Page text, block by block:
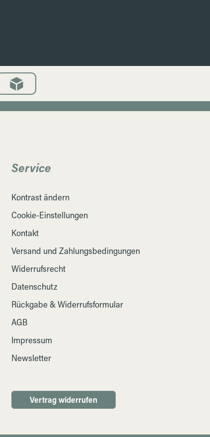
Service
Kontrast ändern
Cookie-Einstellungen
Kontakt
Versand und Zahlungsbedingungen
Widerrufsrecht
Datenschutz
Rückgabe & Widerrufsformular
AGB
Impressum
Newsletter
Vertrag widerrufen